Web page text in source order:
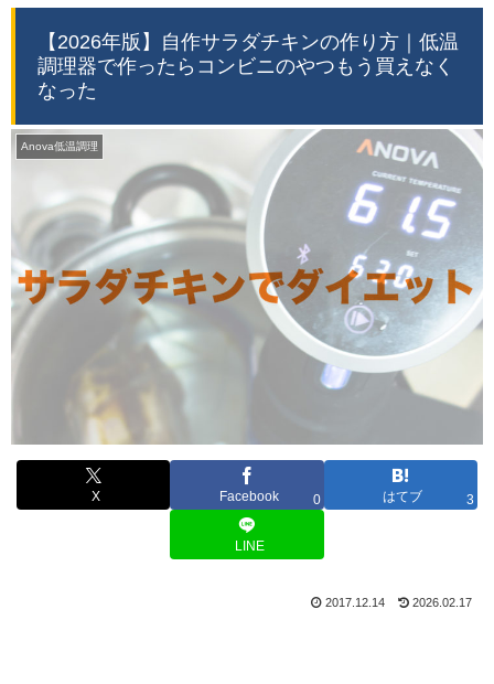
【2026年版】自作サラダチキンの作り方｜低温
調理器で作ったらコンビニのやつもう買えなく
なった
Anova低温調理
X Facebook 0 はてブ 3
LINE
2017.12.14 2026.02.17